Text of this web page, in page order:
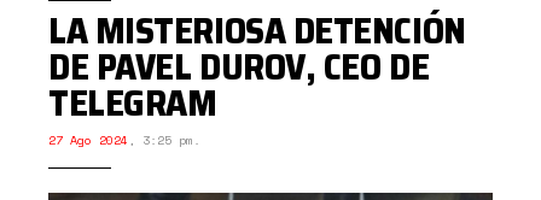
LA MISTERIOSA DETENCIÓN
DE PAVEL DUROV, CEO DE
TELEGRAM
27 Ago 2024 , 3:25 pm.